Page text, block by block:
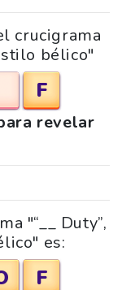
crucigrama
bélico"
F
revelar
"“__ Duty”,
es:
F